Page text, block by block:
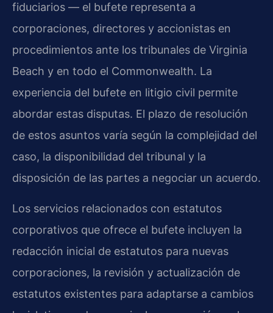
fiduciarios — el bufete representa a
corporaciones, directores y accionistas en
procedimientos ante los tribunales de Virginia
Beach y en todo el Commonwealth. La
experiencia del bufete en litigio civil permite
abordar estas disputas. El plazo de resolución
de estos asuntos varía según la complejidad del
caso, la disponibilidad del tribunal y la
disposición de las partes a negociar un acuerdo.
Los servicios relacionados con estatutos
corporativos que ofrece el bufete incluyen la
redacción inicial de estatutos para nuevas
corporaciones, la revisión y actualización de
estatutos existentes para adaptarse a cambios